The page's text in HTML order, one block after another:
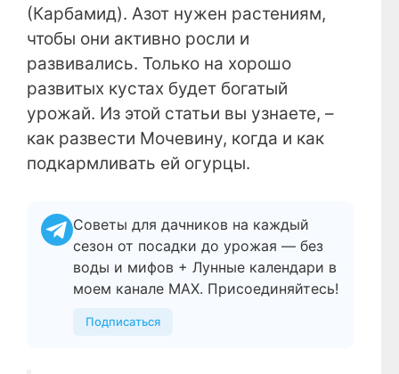
(Карбамид). Азот нужен растениям,
чтобы они активно росли и
развивались. Только на хорошо
развитых кустах будет богатый
урожай. Из этой статьи вы узнаете, –
как развести Мочевину, когда и как
подкармливать ей огурцы.
Советы для дачников на каждый
сезон от посадки до урожая — без
воды и мифов + Лунные календари в
моем канале МАХ. Присоединяйтесь!
Подписаться